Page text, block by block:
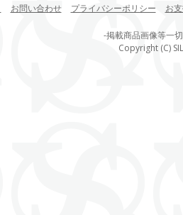
お問い合わせ プライバシーポリシー お
-掲載商品画像等一
Copyright (C)